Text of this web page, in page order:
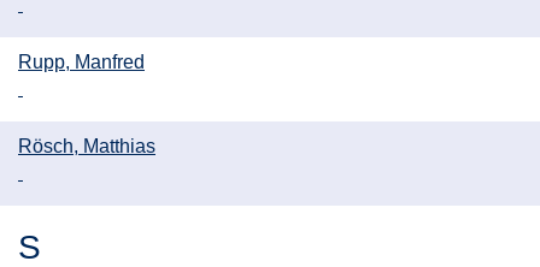
Rupp, Manfred
Rösch, Matthias
S